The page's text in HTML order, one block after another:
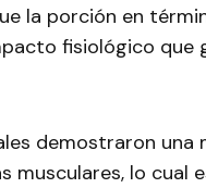
la porción en
fisiológico
demostraron
musculares, lo cual